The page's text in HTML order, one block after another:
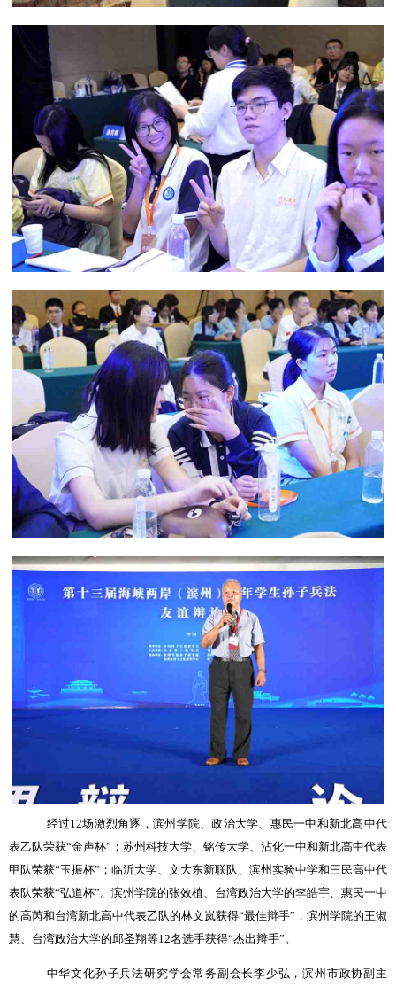
经过12场激烈角逐，滨州学院、政治大学、惠民一中和新北高中代
表乙队荣获“金声杯”；苏州科技大学、铭传大学、沾化一中和新北高中代表
甲队荣获“玉振杯”；临沂大学、文大东新联队、滨州实验中学和三民高中代
表队荣获“弘道杯”。滨州学院的张效植、台湾政治大学的李皓宇、惠民一中
的高芮和台湾新北高中代表乙队的林文岚获得“最佳辩手”，滨州学院的王淑
慧、台湾政治大学的邱圣翔等12名选手获得“杰出辩手”。
中华文化孙子兵法研究学会常务副会长李少弘，滨州市政协副主